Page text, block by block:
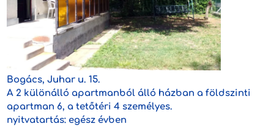
Bogács, Juhar u. 15.
A 2 különálló apartmanból álló házban a földszinti
apartman 6, a tetőtéri 4 személyes.
nyitvatartás: egész évben